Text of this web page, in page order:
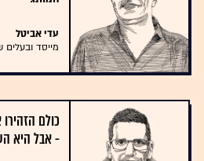
עדי אביטל
מייסד
כולם
- אבל היא